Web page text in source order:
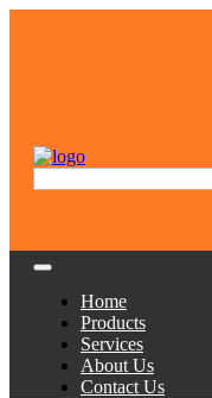
Home
Products
Services
About Us
Contact Us